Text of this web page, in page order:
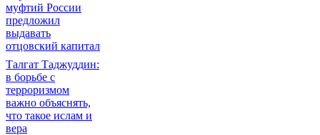
муфтий России
предложил
выдавать
отцовский капитал
Талгат Таджуддин:
в борьбе с
терроризмом
важно объяснять,
что такое ислам и
вера